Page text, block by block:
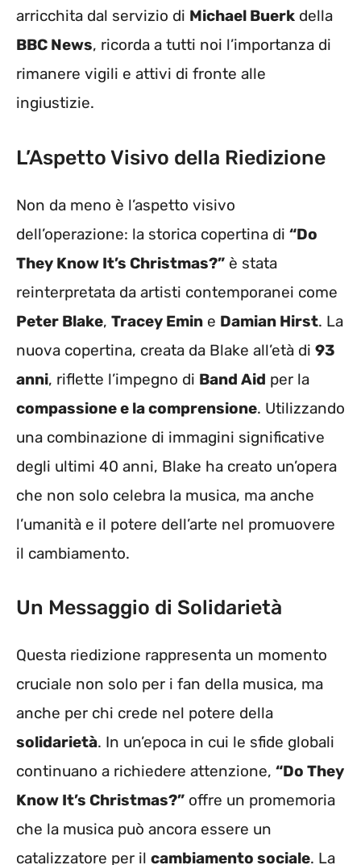
arricchita dal servizio di Michael Buerk della
BBC News, ricorda a tutti noi l’importanza di
rimanere vigili e attivi di fronte alle
ingiustizie.
L’Aspetto Visivo della Riedizione
Non da meno è l’aspetto visivo
dell’operazione: la storica copertina di “Do
They Know It’s Christmas?” è stata
reinterpretata da artisti contemporanei come
Peter Blake, Tracey Emin e Damian Hirst. La
nuova copertina, creata da Blake all’età di 93
anni, riflette l’impegno di Band Aid per la
compassione e la comprensione. Utilizzando
una combinazione di immagini significative
degli ultimi 40 anni, Blake ha creato un’opera
che non solo celebra la musica, ma anche
l’umanità e il potere dell’arte nel promuovere
il cambiamento.
Un Messaggio di Solidarietà
Questa riedizione rappresenta un momento
cruciale non solo per i fan della musica, ma
anche per chi crede nel potere della
solidarietà. In un’epoca in cui le sfide globali
continuano a richiedere attenzione, “Do They
Know It’s Christmas?” offre un promemoria
che la musica può ancora essere un
catalizzatore per il cambiamento sociale. La